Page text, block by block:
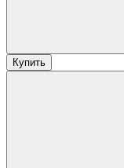
Купить